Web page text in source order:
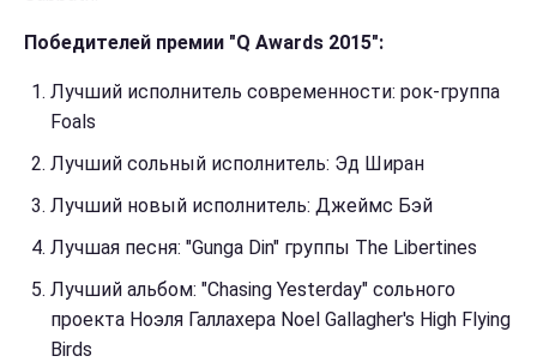
Победителей премии "Q Awards 2015":
Лучший исполнитель современности: рок-группа
Foals
Лучший сольный исполнитель: Эд Ширан
Лучший новый исполнитель: Джеймс Бэй
Лучшая песня: "Gunga Din" группы The Libertines
Лучший альбом: "Chasing Yesterday" сольного
проекта Ноэля Галлахера Noel Gallagher's High Flying
Birds